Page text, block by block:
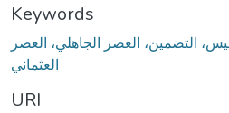
Keywords
التضمين، العصر الجاهلي، العصر
العثماني
URI